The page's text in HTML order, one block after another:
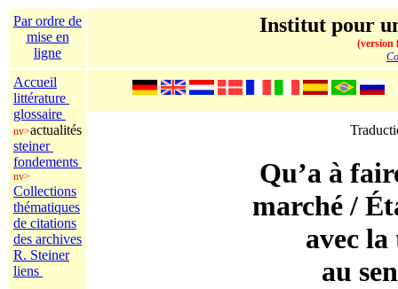
Par ordre de
mise en
ligne
Institut pour
(version
Accueil
littérature
glossaire
nv>actualités
steiner
fondements
nv>
Collections
thématiques
de citations
des archives
R. Steiner
liens
Qu’a à
marché /
avec
au